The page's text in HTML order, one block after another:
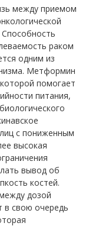
между приемом
раком
одним из
Метформин
помогает
питания,
с пониженным
высокая
вывод об
костей.
дозой
свою очередь